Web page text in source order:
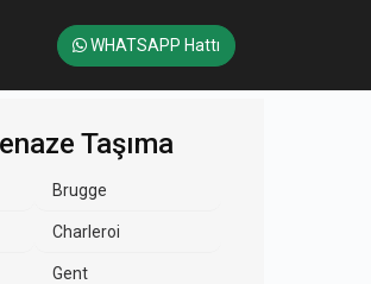
WHATSAPP Hattı
Taşıma
Brugge
Charleroi
Gent